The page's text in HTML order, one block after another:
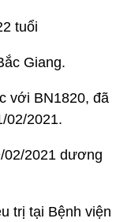
tuổi
Giang.
với BN1820, đã
02/2021.
02/2021 dương
trị tại Bệnh viện